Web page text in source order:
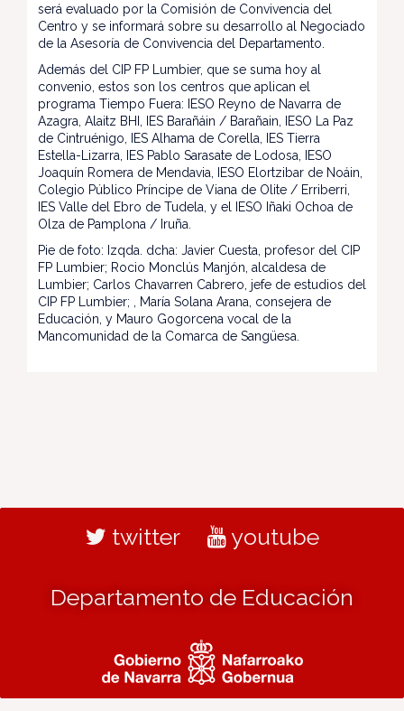
será evaluado por la Comisión de Convivencia del
Centro y se informará sobre su desarrollo al Negociado
de la Asesoría de Convivencia del Departamento.
Además del CIP FP Lumbier, que se suma hoy al
convenio, estos son los centros que aplican el
programa Tiempo Fuera: IESO Reyno de Navarra de
Azagra, Alaitz BHI, IES Barañáin / Barañain, IESO La Paz
de Cintruénigo, IES Alhama de Corella, IES Tierra
Estella-Lizarra, IES Pablo Sarasate de Lodosa, IESO
Joaquín Romera de Mendavia, IESO Elortzibar de Noáin,
Colegio Público Príncipe de Viana de Olite / Erriberri,
IES Valle del Ebro de Tudela, y el IESO Iñaki Ochoa de
Olza de Pamplona / Iruña.
Pie de foto: Izqda. dcha: Javier Cuesta, profesor del CIP
FP Lumbier; Rocio Monclús Manjón, alcaldesa de
Lumbier; Carlos Chavarren Cabrero, jefe de estudios del
CIP FP Lumbier; , María Solana Arana, consejera de
Educación, y Mauro Gogorcena vocal de la
Mancomunidad de la Comarca de Sangüesa.
twitter youtube
Departamento de Educación